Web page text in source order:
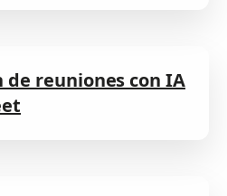
reuniones con IA